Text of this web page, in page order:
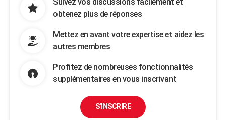
obtenez plus de réponses
Mettez en avant votre expertise et aidez les
autres membres
Profitez de nombreuses fonctionnalités
supplémentaires en vous inscrivant
S'INSCRIRE